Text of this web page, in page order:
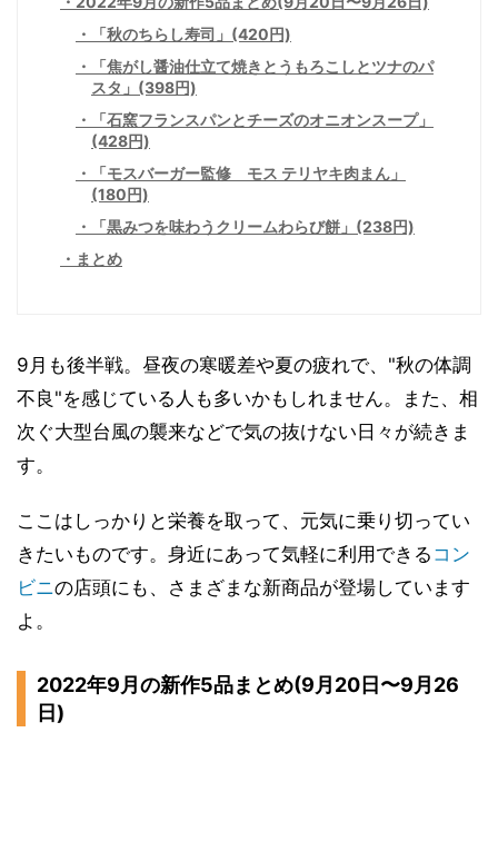
「秋のちらし寿司」(420円)
「焦がし醤油仕立て焼きとうもろこしとツナのパ
スタ」(398円)
「石窯フランスパンとチーズのオニオンスープ」
(428円)
「モスバーガー監修 モス テリヤキ肉まん」
(180円)
「黒みつを味わうクリームわらび餅」(238円)
まとめ
9月も後半戦。昼夜の寒暖差や夏の疲れで、"秋の体調
不良"を感じている人も多いかもしれません。また、相
次ぐ大型台風の襲来などで気の抜けない日々が続きま
す。
ここはしっかりと栄養を取って、元気に乗り切ってい
きたいものです。身近にあって気軽に利用できる コン
ビニの店頭にも、さまざまな新商品が登場しています
よ。
2022年9月の新作5品まとめ(9月20日〜9月26
日)